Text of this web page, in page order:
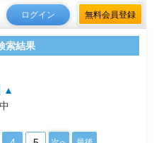
ログイン 無料会員登録
索結果
▲